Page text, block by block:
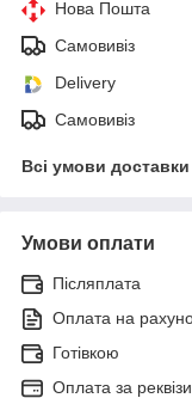
Нова Пошта
Самовивіз
Delivery
Самовивіз
Всі умови доставки
Умови оплати
Післяплата
Оплата на
Готівкою
Оплата за